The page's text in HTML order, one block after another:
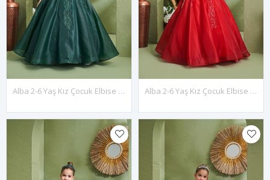
Alba 2-6 Yaş Kız Çocuk Elbise 20158 Yeşil Alba 2-6 Yaş Kız Çocuk Elbise 20158 Kırmızı